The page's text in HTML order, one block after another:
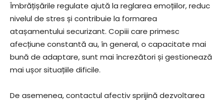
Îmbrățișările regulate ajută la reglarea emoțiilor, reduc
nivelul de stres și contribuie la formarea
atașamentului securizant. Copiii care primesc
afecțiune constantă au, în general, o capacitate mai
bună de adaptare, sunt mai încrezători și gestionează
mai ușor situațiile dificile.
De asemenea, contactul afectiv sprijină dezvoltarea